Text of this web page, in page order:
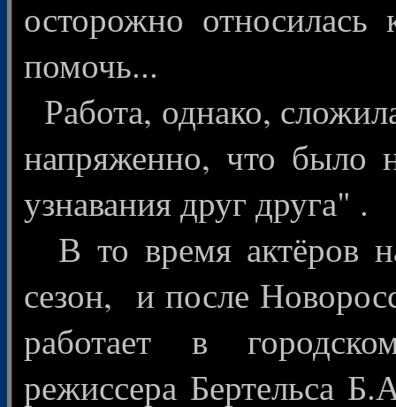
осторожно
помочь...
Работа, однако,
напряженно, что было
узнавания друг друга" .
В то время актёров
сезон, и после
работает в
режиссера Бертельса